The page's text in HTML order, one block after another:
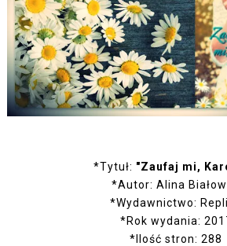
*Tytuł: "Zaufaj mi,
*Autor: Alina
*Wydawnictwo:
*Rok wydania:
*Ilość stron: 288